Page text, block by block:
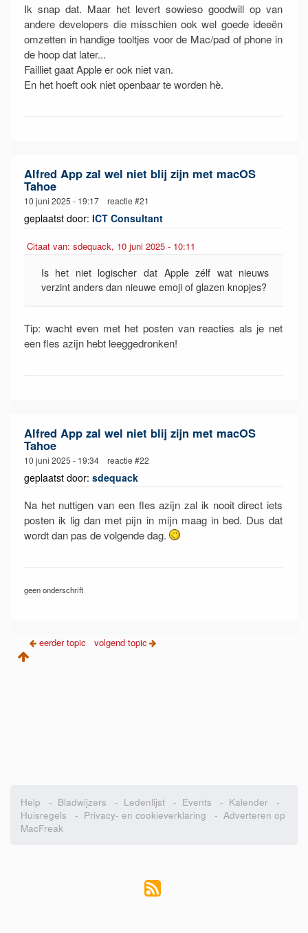
Ik snap dat. Maar het levert sowieso goodwill op van
andere developers die misschien ook wel goede ideeën
omzetten in handige tooltjes voor de Mac/pad of phone in
de hoop dat later...
Failliet gaat Apple er ook niet van.
En het hoeft ook niet openbaar te worden hè.
Alfred App zal wel niet blij zijn met macOS
Tahoe
10 juni 2025 - 19:17 reactie #21
geplaatst door: ICT Consultant
Citaat van: sdequack, 10 juni 2025 - 10:11
Is het niet logischer dat Apple zélf wat nieuws
verzint anders dan nieuwe emoji of glazen knopjes?
Tip: wacht even met het posten van reacties als je net
een fles azijn hebt leeggedronken!
Alfred App zal wel niet blij zijn met macOS
Tahoe
10 juni 2025 - 19:34 reactie #22
geplaatst door: sdequack
Na het nuttigen van een fles azijn zal ik nooit direct iets
posten ik lig dan met pijn in mijn maag in bed. Dus dat
wordt dan pas de volgende dag.
geen onderschrift
eerder topic volgend topic
Help - Bladwijzers - Ledenlijst - Events - Kalender -
Huisregels - Privacy- en cookieverklaring - Adverteren op
MacFreak